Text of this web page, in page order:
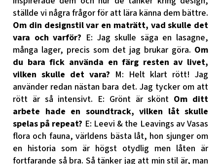
ställde vi några frågor för att lära känna dem bättre.
Om din designstil var en maträtt, vad skulle det
vara och varför? E: Jag skulle säga en lasagne,
många lager, precis som det jag brukar göra. Om
du bara fick använda en färg resten av livet,
vilken skulle det vara? M: Helt klart rött! Jag
använder redan nästan bara det. Jag tycker om att
rött är så intensivt. E: Grönt är skönt Om ditt
arbete hade en soundtrack, vilken låt skulle
spelas på repeat? E: Leevi & the Leavings av Vasas
flora och fauna, världens bästa låt, hon sjunger om
en historia som är högst otydlig men låten är
fortfarande så bra. Så tänker jag att min stil är, man